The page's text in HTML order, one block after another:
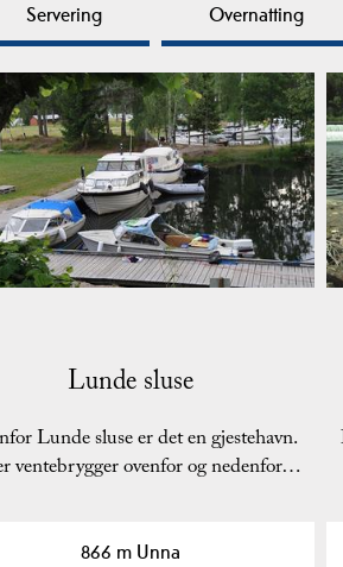
Servering Overnatting
Lunde sluse
Lunde sluse er det en gjestehavn.
ventebrygger ovenfor og nedenfor…
866 m Unna